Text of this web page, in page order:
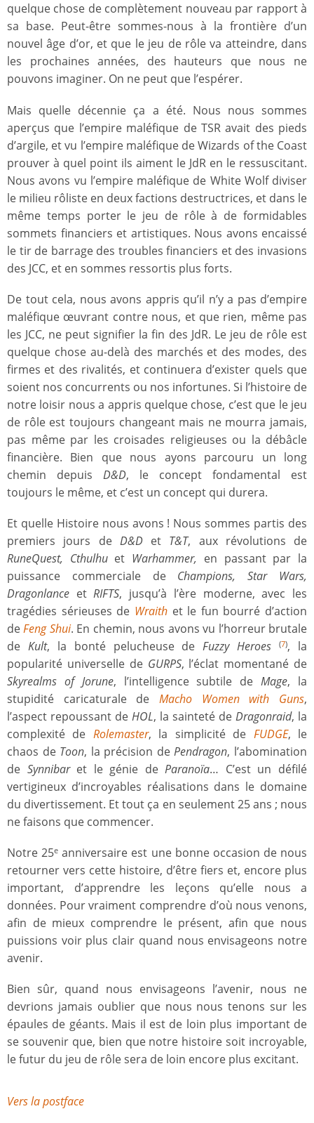
quelque chose de complètement nouveau par rapport à
sa base. Peut-être sommes-nous à la frontière d’un
nouvel âge d’or, et que le jeu de rôle va atteindre, dans
les prochaines années, des hauteurs que nous ne
pouvons imaginer. On ne peut que l’espérer.
Mais quelle décennie ça a été. Nous nous sommes
aperçus que l’empire maléfique de TSR avait des pieds
d’argile, et vu l’empire maléfique de Wizards of the Coast
prouver à quel point ils aiment le JdR en le ressuscitant.
Nous avons vu l’empire maléfique de White Wolf diviser
le milieu rôliste en deux factions destructrices, et dans le
même temps porter le jeu de rôle à de formidables
sommets financiers et artistiques. Nous avons encaissé
le tir de barrage des troubles financiers et des invasions
des JCC, et en sommes ressortis plus forts.
De tout cela, nous avons appris qu’il n’y a pas d’empire
maléfique œuvrant contre nous, et que rien, même pas
les JCC, ne peut signifier la fin des JdR. Le jeu de rôle est
quelque chose au-delà des marchés et des modes, des
firmes et des rivalités, et continuera d’exister quels que
soient nos concurrents ou nos infortunes. Si l’histoire de
notre loisir nous a appris quelque chose, c’est que le jeu
de rôle est toujours changeant mais ne mourra jamais,
pas même par les croisades religieuses ou la débâcle
financière. Bien que nous ayons parcouru un long
chemin depuis D&D, le concept fondamental est
toujours le même, et c’est un concept qui durera.
Et quelle Histoire nous avons ! Nous sommes partis des
premiers jours de D&Det T&T, aux révolutions de
RuneQuest, Cthulhuet Warhammer, en passant par la
puissance commerciale de Champions, Star Wars,
Dragonlance etRIFTS, jusqu’à l’ère moderne, avec les
tragédies sérieuses de Wraithet le fun bourré d’action
deFeng Shui. En chemin, nous avons vu l’horreur brutale
de Kult, la bonté pelucheuse deFuzzy Heroes (7), la
popularité universelle de GURPS, l’éclat momentané de
Skyrealms of Jorune, l’intelligence subtile deMage, la
stupidité caricaturale de Macho Women with Guns,
l’aspect repoussant de HOL, la sainteté de Dragonraid, la
complexité de Rolemaster, la simplicité de FUDGE, le
chaos de Toon, la précision dePendragon, l’abomination
de Synnibaret le génie deParanoïa… C’est un défilé
vertigineux d’incroyables réalisations dans le domaine
du divertissement. Et tout ça en seulement 25 ans ; nous
ne faisons que commencer.
Notre 25e anniversaire est une bonne occasion de nous
retourner vers cette histoire, d’être fiers et, encore plus
important, d’apprendre les leçons qu’elle nous a
données. Pour vraiment comprendre d’où nous venons,
afin de mieux comprendre le présent, afin que nous
puissions voir plus clair quand nous envisageons notre
avenir.
Bien sûr, quand nous envisageons l’avenir, nous ne
devrions jamais oublier que nous nous tenons sur les
épaules de géants. Mais il est de loin plus important de
se souvenir que, bien que notre histoire soit incroyable,
le futur du jeu de rôle sera de loin encore plus excitant.
Vers la postface